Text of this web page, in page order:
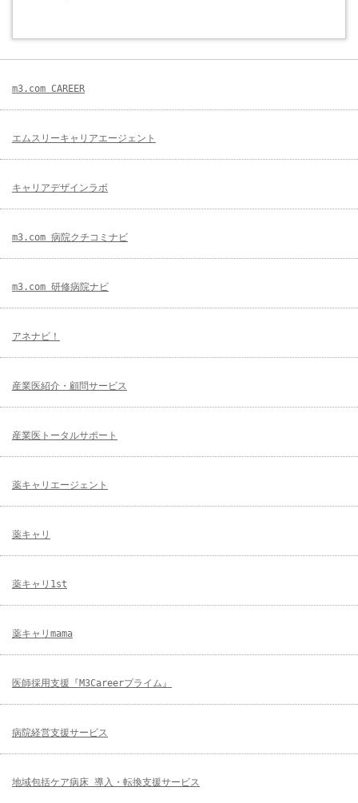
m3.com CAREER
エムスリーキャリアエージェント
キャリアデザインラボ
m3.com 病院クチコミナビ
m3.com 研修病院ナビ
アネナビ！
産業医紹介・顧問サービス
産業医トータルサポート
薬キャリエージェント
薬キャリ
薬キャリ1st
薬キャリmama
医師採用支援『M3Careerプライム』
病院経営支援サービス
地域包括ケア病床 導入・転換支援サービス